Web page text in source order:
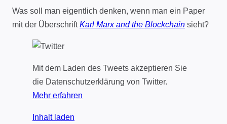
Was soll man eigentlich denken, wenn man ein Paper
mit der ÜberschriftKarl Marx and the Blockchain sieht?
Mit dem Laden des Tweets akzeptieren Sie
die Datenschutzerklärung von Twitter.
Mehr erfahren
Inhalt laden